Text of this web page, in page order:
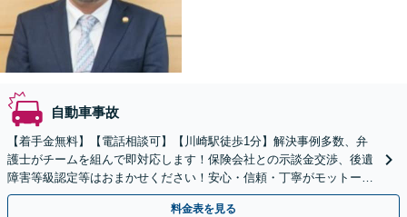
自動車事故
【着手金無料】【電話相談可】【川崎駅徒歩1分】解決事例多数、弁
護士がチームを組んで即対応します！保険会社との示談金交渉、後遺
障害等級認定等はおまかせください！安心・信頼・丁寧がモットー。
交通事故に強い法律事務所と自負しております。
料金表を見る